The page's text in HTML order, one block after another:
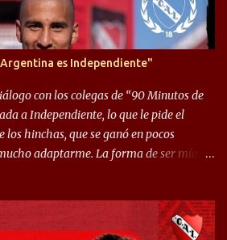
es Independiente"
con los colegas de “90 Minutos de
a Independiente, lo que le pide el
hinchas, que se ganó en pocos
adaptarme. La forma de ser mía
que juega muy dinámico y me gusta
la forma de jugar mía y eso también